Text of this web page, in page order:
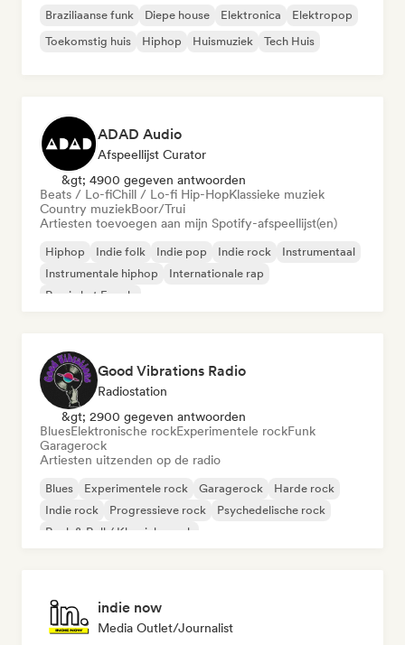
Braziliaanse funk Diepe house Elektronica
Elektropop
Toekomstig huis
Hiphop Huismuziek Tech Huis
ADAD Audio
Afspeellijst Curator
&gt; 4900 gegeven antwoorden
Beats / Lo-fiChill / Lo-fi Hip-HopKlassieke muziek
Country muziekBoor/Trui
Artiesten toevoegen aan mijn Spotify-afspeellijst(en)
Hiphop Indie folk Indie pop Indie rock
Instrumentaal
Instrumentale hiphop
Internationale rap
Rap in het Engels
Good Vibrations Radio
Radiostation
&gt; 2900 gegeven antwoorden
BluesElektronische rockExperimentele rockFunk
Garagerock
Artiesten uitzenden op de radio
Blues Experimentele rock Garagerock
Harde rock
Indie rock
Progressieve rock
Psychedelische rock
Rock & Roll / Klassieke rock
indie now
Media Outlet/Journalist